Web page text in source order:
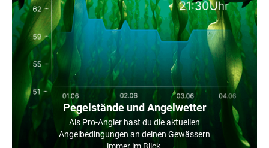
Pegelstände und Angelwetter
Als Pro-Angler hast du die aktuellen
Angelbedingungen an deinen Gewässern
immer im Blick.